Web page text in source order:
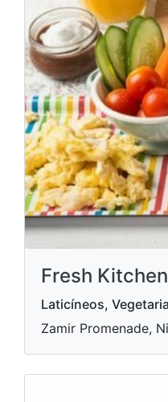
Fresh
Laticíneos,
Zamir Promenade,